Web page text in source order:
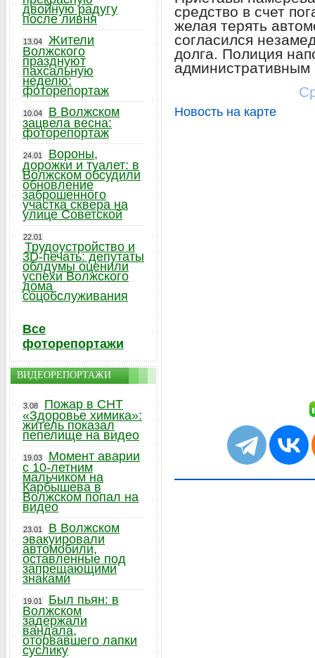
средство в счет
желая терять
согласился
долга. Полиция
Новость на карте
двойную радугу
после ливня
13.04
Жители
Волжского
празднуют
пахсальную
неделю:
фоторепортаж
10.04
В Волжском
зацвела весна:
фоторепортаж
24.01
Вороны,
дорожки и туалет: в
Волжском обсудили
обновление
заброшенного
участка сквера на
улице Советской
22.01
Трудоустройство и
3D-печать: депутаты
облдумы оценили
успехи Волжского
дома
соцобслуживания
Все
фоторепортажи
ВИДЕОРЕПОРТАЖИ
3.08
Пожар в СНТ
«Здоровье химика»:
житель показал
пепелище на видео
19.03
Момент аварии
с 10-летним
мальчиком на
Карбышева в
Волжском попал на
видео
23.01
В Волжском
эвакуировали
автомобили,
оставленные под
запрещающими
знаками
19.01
Был пьян: в
Волжском
задержали
вандала,
оторвавшего лапки
суслику